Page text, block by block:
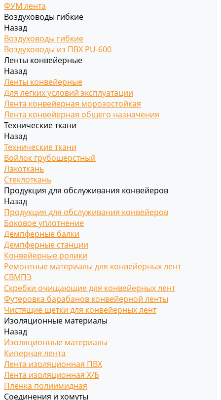
ФУМ лента
Воздуховоды гибкие
Назад
Воздуховоды гибкие
Воздуховоды из ПВХ PU-600
Ленты конвейерные
Назад
Ленты конвейерные
Для легких условий эксплуатации
Лента конвейерная морозостойкая
Лента конвейерная общего назначения
Технические ткани
Назад
Технические ткани
Войлок грубошерстный
Лакоткань
Стеклоткань
Продукция для обслуживания конвейеров
Назад
Продукция для обслуживания конвейеров
Боковое уплотнение
Демпферные балки
Демпферные станции
Конвейерные ролики
Ремонтные материалы для конвейерных лент
СВМПЭ
Скребки очищающие для конвейерных лент
Футеровка барабанов конвейерной ленты
Чистящие щетки для конвейерных лент
Изоляционные материалы
Назад
Изоляционные материалы
Киперная лента
Лента изоляционная ПВХ
Лента изоляционная Х/Б
Пленка полиимидная
Соединения и хомуты